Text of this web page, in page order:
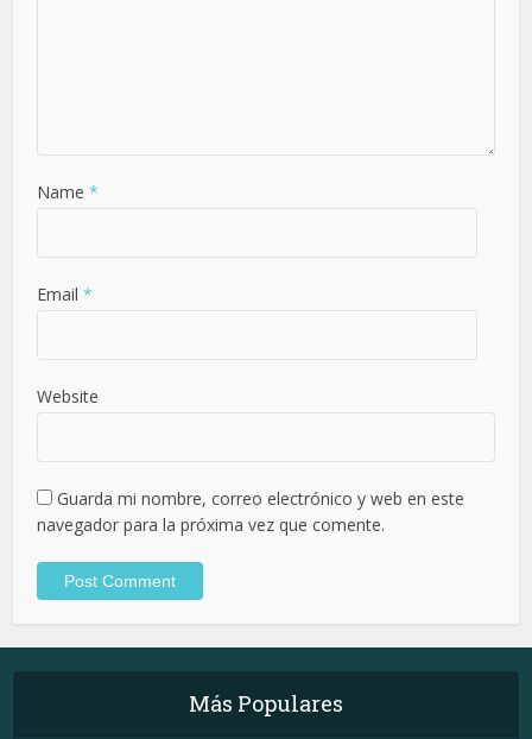
Name *
Email *
Website
Guarda mi nombre, correo electrónico y web en este
navegador para la próxima vez que comente.
Más Populares